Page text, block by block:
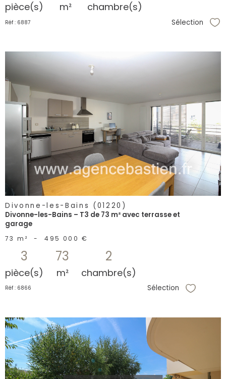
pièce(s) m² chambre(s)
Réf : 6887 Sélection
voir le
bien
Divonne-les-Bains (01220)
Divonne-les-Bains – T3 de 73 m² avec terrasse et
garage
73 m² - 495 000 €
3
pièce(s)
73
m²
2
chambre(s)
Réf : 6866 Sélection